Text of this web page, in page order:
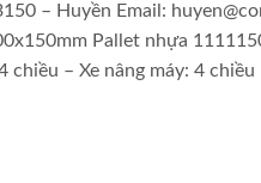
– Huyền Email:
Pallet nhựa
chiều – Xe nâng máy: 4